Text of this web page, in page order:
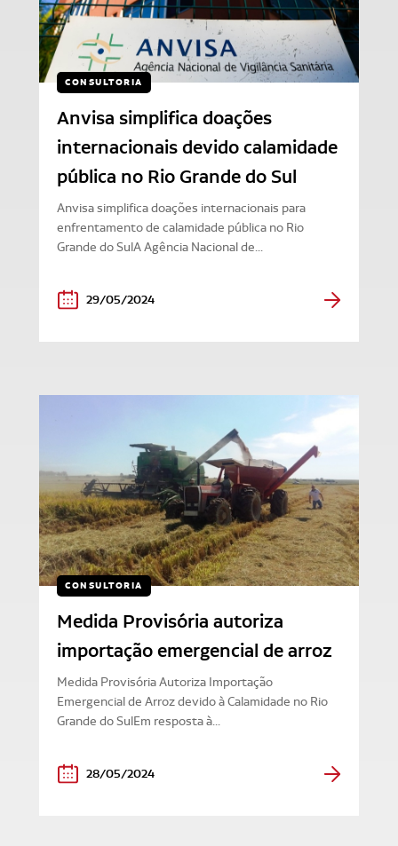
CONSULTORIA
Anvisa simplifica doações
internacionais devido calamidade
pública no Rio Grande do Sul
Anvisa simplifica doações internacionais para
enfrentamento de calamidade pública no Rio
Grande do SulA Agência Nacional de...
29/05/2024
CONSULTORIA
Medida Provisória autoriza
importação emergencial de arroz
Medida Provisória Autoriza Importação
Emergencial de Arroz devido à Calamidade no Rio
Grande do SulEm resposta à...
28/05/2024